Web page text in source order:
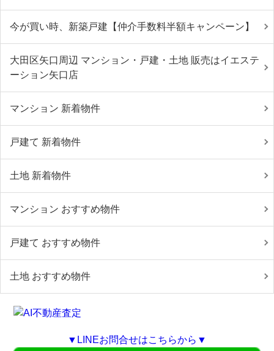
今が買い時、新築戸建【仲介手数料半額キャンペーン】
大田区矢口周辺 マンション・戸建・土地 販売はイエステ
ーション矢口店
マンション 新着物件
戸建て 新着物件
土地 新着物件
マンション おすすめ物件
戸建て おすすめ物件
土地 おすすめ物件
▼LINEお問合せはこちらから▼